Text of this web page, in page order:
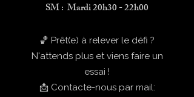
SM : Mardi 20h30 - 22h00
🏀 Prêt(e) à relever le défi ?
N'attends plus et viens faire un
essai !
📩 Contacte-nous par mail: